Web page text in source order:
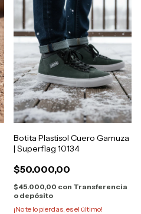
Botita Plastisol Cuero Gamuza
| Superflag 10134
$50.000,00
$45.000,00 con Transferencia
o depósito
¡No te lo pierdas, es el último!